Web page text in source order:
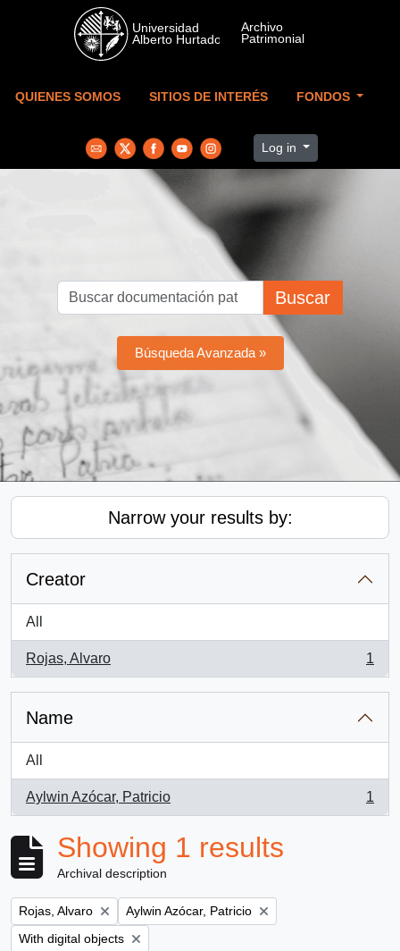
Skip to main content
QUIENES SOMOS SITIOS DE INTERÉS FONDOS
Log in
Buscar
Búsqueda Avanzada »
Narrow your results by:
Creator
All
Rojas, Alvaro
, 1 results
1
Name
All
Aylwin Azócar, Patricio
, 1 results
1
Showing 1 results
Archival description
Remove filter:
Rojas, Alvaro Remove filter:
Aylwin Azócar, Patricio
Remove filter:
With digital objects